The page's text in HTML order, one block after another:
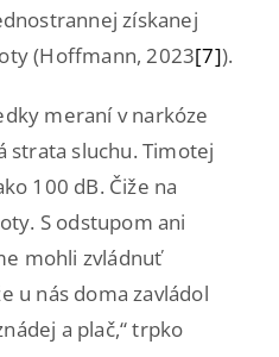
získanej
(Hoffmann, 2023[7]).
meraní v narkóze
strata sluchu. Timotej
100 dB. Čiže na
S odstupom ani
mohli zvládnuť
u nás doma zavládol
a plač,“ trpko